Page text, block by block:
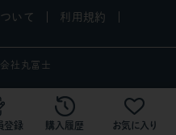
いて 利用規約
社丸冨士
登録 購入履歴 お気に入り